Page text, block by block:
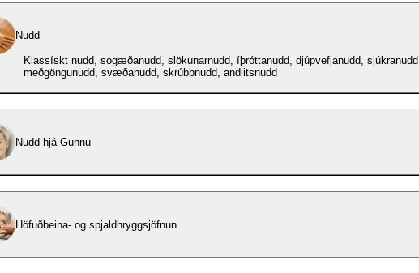
Nudd
Klassískt nudd, sogæðanudd, slökunarnudd, íþróttanudd, djúpvefjanudd,
meðgöngunudd, svæðanudd, skrúbbnudd, andlitsnudd
Nudd hjá Gunnu
Höfuðbeina- og spjaldhryggsjöfnun